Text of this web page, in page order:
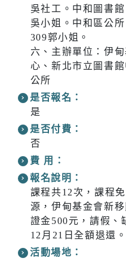
吳社工。中和圖書
吳小姐。中和區公
309郭小姐。
六、主辦單位：伊
心、新北市立圖書
公所
是否報名：
是
是否付費：
否
費 用：
報名說明：
課程共12次，課程
源，伊甸基金會新
證金500元，請假、
12月21日全額退還。
活動場地：